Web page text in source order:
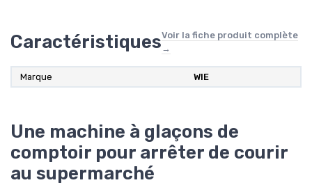
CaractéristiquesVoir la fiche produit complète
→
Marque WIE
Une machine à glaçons de
comptoir pour arrêter de courir
au supermarché